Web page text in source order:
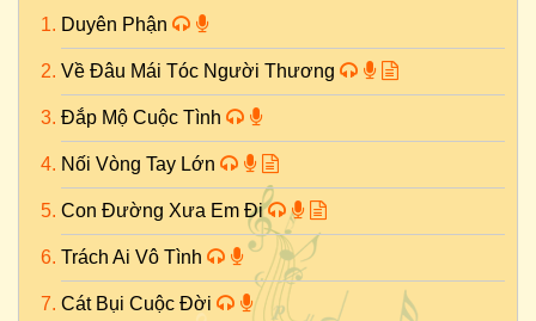
Duyên Phận
Về Đâu Mái Tóc Người Thương
Đắp Mộ Cuộc Tình
Nối Vòng Tay Lớn
Con Đường Xưa Em Đi
Trách Ai Vô Tình
Cát Bụi Cuộc Đời